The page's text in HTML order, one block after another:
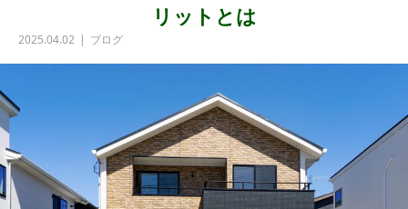
リットとは
2025.04.02 ブログ